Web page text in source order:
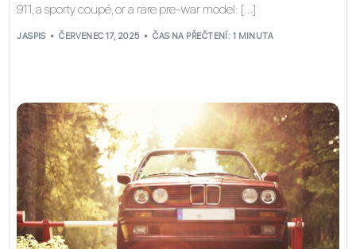
911, a sporty coupé, or a rare pre-war model: […]
JASPIS ČERVENEC 17, 2025 ČAS NA PŘEČTENÍ: 1 MINUTA